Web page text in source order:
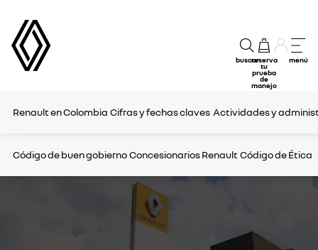
buscarreserva
tu
prueba
de
manejo
menú
Renault en Colombia Cifras y fechas claves Actividades y
Código de buen gobierno Concesionarios Renault Código de Ética